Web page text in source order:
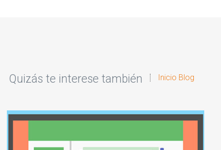
Quizás te interese también Inicio Blog